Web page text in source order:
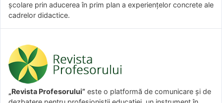
şcolare prin aducerea în prim plan a experienţelor concrete ale
cadrelor didactice.
„Revista Profesorului” este o platformă de comunicare și de